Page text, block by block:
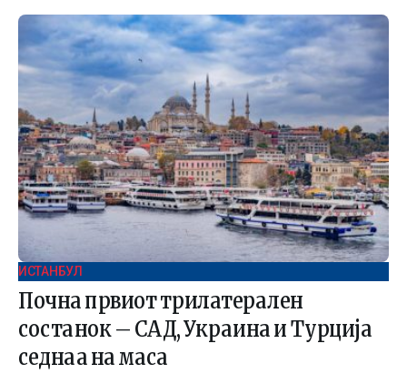
ИСТАНБУЛ
Почна првиот трилатерален
состанок – САД, Украина и Турција
седнаа на маса